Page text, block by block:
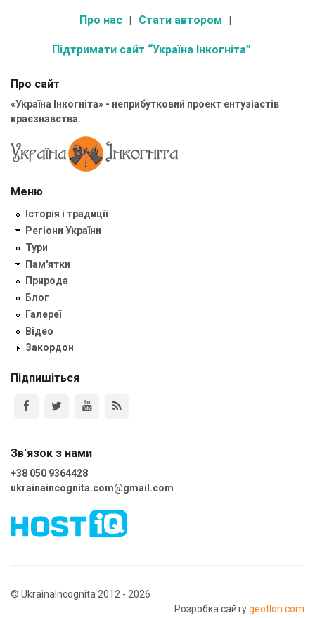
Про нас Стати автором
Підтримати сайт “Україна Інкогніта”
Про сайт
«Україна Інкогніта» - неприбутковий проект ентузіастів
краєзнавства.
Меню
Історія і традиції
Регіони України
Тури
Пам'ятки
Природа
Блог
Галереї
Відео
Закордон
Підпишіться
Зв'язок з нами
+38 050 9364428
ukrainaincognita.com@gmail.com
© UkrainaIncognita 2012 - 2026
Розробка сайтуgeotlon.com